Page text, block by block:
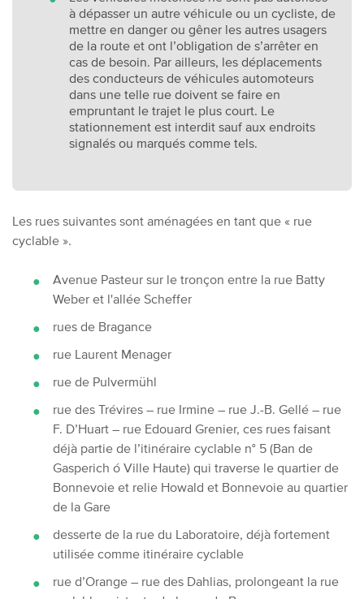
à dépasser un autre véhicule ou un cycliste, de
mettre en danger ou gêner les autres usagers
de la route et ont l’obligation de s’arrêter en
cas de besoin. Par ailleurs, les déplacements
des conducteurs de véhicules automoteurs
dans une telle rue doivent se faire en
empruntant le trajet le plus court. Le
stationnement est interdit sauf aux endroits
signalés ou marqués comme tels.
Les rues suivantes sont aménagées en tant que « rue
cyclable ».
Avenue Pasteur sur le tronçon entre la rue Batty
Weber et l'allée Scheffer
rues de Bragance
rue Laurent Menager
rue de Pulvermühl
rue des Trévires – rue Irmine – rue J.-B. Gellé – rue
F. D’Huart – rue Edouard Grenier, ces rues faisant
déjà partie de l’itinéraire cyclable n° 5 (Ban de
Gasperich ó Ville Haute) qui traverse le quartier de
Bonnevoie et relie Howald et Bonnevoie au quartier
de la Gare
desserte de la rue du Laboratoire, déjà fortement
utilisée comme itinéraire cyclable
rue d’Orange – rue des Dahlias, prolongeant la rue